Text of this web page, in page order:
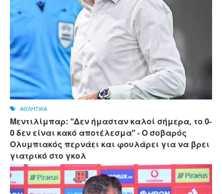
ΑΘΛΗΤΙΚΑ
Μεντιλίμπαρ: “Δεν ήμασταν καλοί σήμερα, το 0-
0 δεν είναι κακό αποτέλεσμα” - Ο σοβαρός
Ολυμπιακός περνάει και φουλάρει για να βρει
γιατρικό στο γκολ